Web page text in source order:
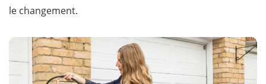
le changement.